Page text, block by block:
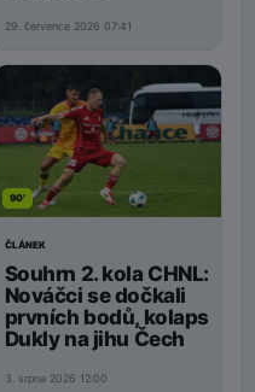
29. července 2026 07:41
90'
ČLÁNEK
Souhrn 2. kola CHNL:
Nováčci se dočkali
prvních bodů, kolaps
Dukly na jihu Čech
3. srpna 2026 12:00